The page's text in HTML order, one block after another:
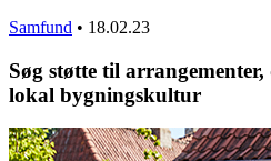
Samfund • 18.02.23
Søg støtte til
lokal bygningskultur